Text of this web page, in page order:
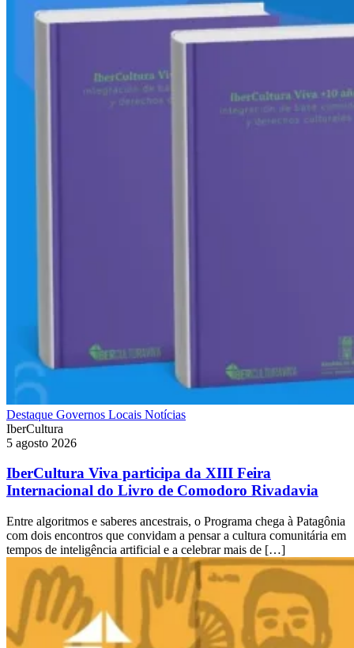
Destaque Governos Locais Notícias
IberCultura
5 agosto 2026
IberCultura Viva participa da XIII Feira
Internacional do Livro de Comodoro Rivadavia
Entre algoritmos e saberes ancestrais, o Programa chega à Patagônia
com dois encontros que convidam a pensar a cultura comunitária em
tempos de inteligência artificial e a celebrar mais de […]